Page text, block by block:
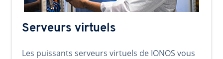
Serveurs virtuels
Les puissants serveurs virtuels de IONOS vous